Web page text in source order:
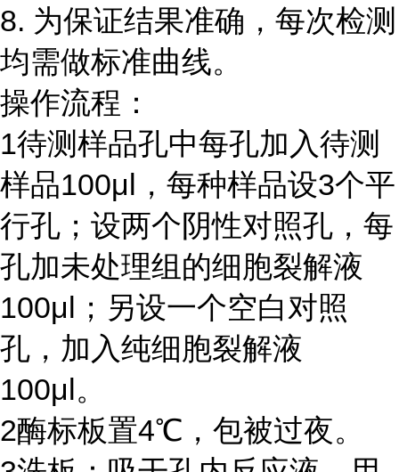
8. 为保证结果准确，每次检测
均需做标准曲线。
操作流程：
1待测样品孔中每孔加入待测
样品100μl ，每种样品设3个平
行孔；设两个阴性对照孔，每
孔加未处理组的细胞裂解液
100μl ；另设一个空白对照
孔，加入纯细胞裂解液
100μl。
2酶标板置4℃ ，包被过夜。